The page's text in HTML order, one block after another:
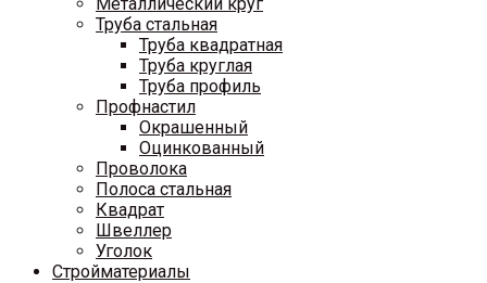
Труба стальная
Труба квадратная
Труба круглая
Труба профиль
Профнастил
Окрашенный
Оцинкованный
Проволока
Полоса стальная
Квадрат
Швеллер
Уголок
Стройматериалы